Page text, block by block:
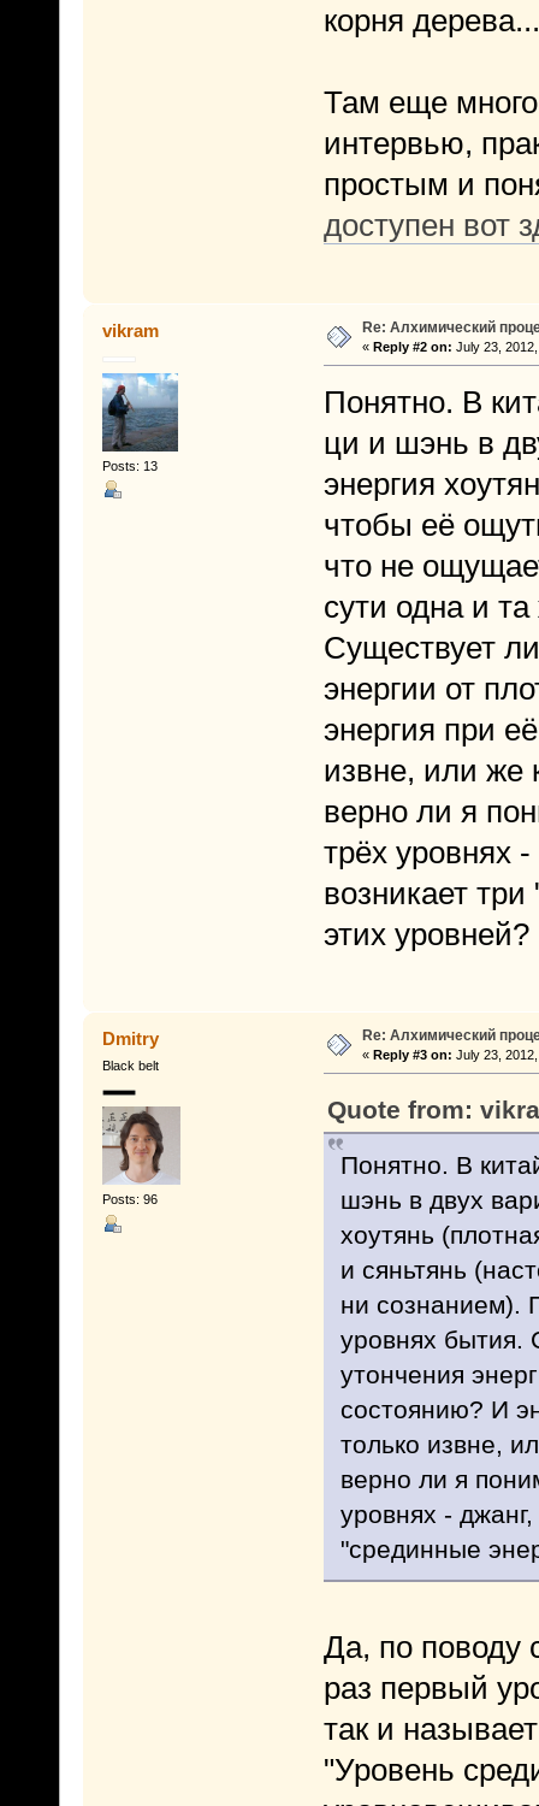
корня
Там еще
интервью,
простым и
доступен вот
vikram
Posts: 13
Re: Алхимический
« Reply #2 on: July 23,
Понятно. В
ци и шэнь в
энергия
чтобы её
что не
сути одна и
Существует
энергии от
энергия при
извне, или же
верно ли я
трёх уровнях
возникает
этих уровней?
Dmitry
Black belt
Posts: 96
Re: Алхимический
« Reply #3 on: July 23,
Quote from:
Понятно. В
шэнь в двух
хоутянь
и сяньтянь
ни сознанием).
уровнях бытия.
утончения
состоянию? И
только извне,
верно ли я
уровнях -
"срединные
Да, по поводу
раз первый
так и
"Уровень